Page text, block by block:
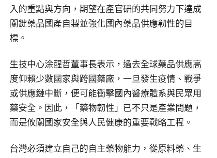
入的重點與方向，期望在產官研的共同努力下達成
關鍵藥品國產自製並強化國內藥品供應韌性的目
標。
生技中心涂醒哲董事長表示，過去全球藥品供應高
度仰賴少數國家與跨國藥廠，一旦發生疫情、戰爭
或供應鏈中斷，便可能衝擊國內醫療體系與民眾用
藥安全。因此，「藥物韌性」已不只是產業問題，
而是攸關國家安全與人民健康的重要戰略工程。
台灣必須建立自己的自主藥物能力，從原料藥、生